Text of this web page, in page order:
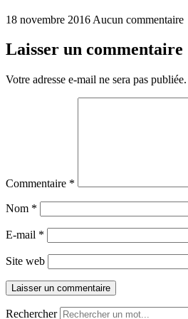
18 novembre 2016 Aucun commentaire
Laisser un commentaire
Votre adresse e-mail ne sera pas publiée.
Commentaire *
Nom *
E-mail *
Site web
Rechercher